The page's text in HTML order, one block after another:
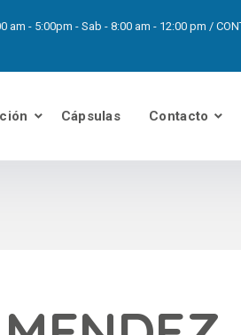
am - 5:00pm - Sab - 8:00 am - 12:00 pm /
Cápsulas Contacto